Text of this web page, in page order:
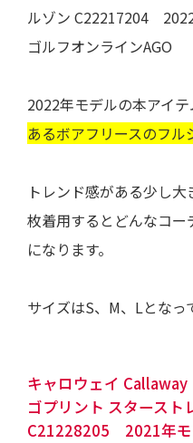
ルゾン C22217204
ゴルフオンラインAGO
2022年モデルの本アイテ
あるボアフリースのフル
トレンド感がある少し
枚着用するとどんなコー
になります。
サイズはS、M、Lとなっ
キャロウェイ
ゴプリント スタースト
C21228205 2021年